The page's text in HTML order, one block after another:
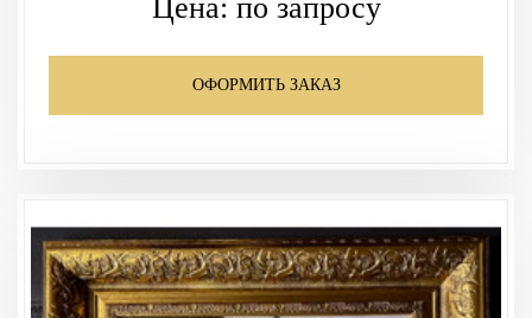
Цена: по запросу
ОФОРМИТЬ ЗАКАЗ